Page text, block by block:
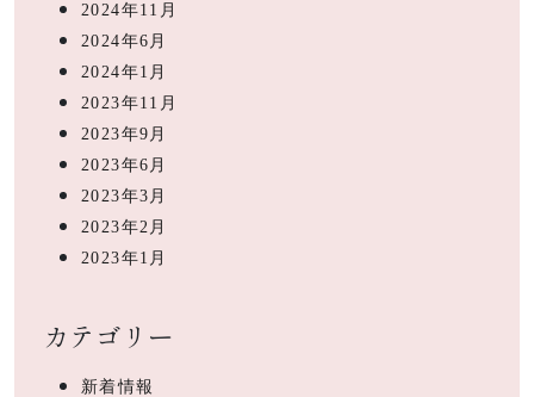
2024年11月
2024年6月
2024年1月
2023年11月
2023年9月
2023年6月
2023年3月
2023年2月
2023年1月
カテゴリー
新着情報